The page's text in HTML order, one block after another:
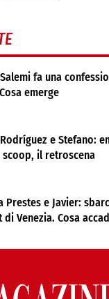
fa una
emerge
e Stefano:
scoop, il retroscena
Prestes e Javier:
di Venezia. Cosa